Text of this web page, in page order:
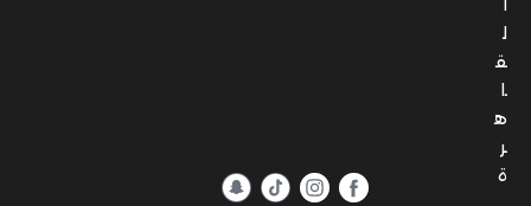
ا
ل
ق
ا
ه
ر
ة